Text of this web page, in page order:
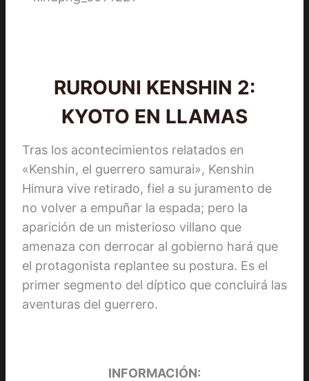
RUROUNI KENSHIN 2:
KYOTO EN LLAMAS
Tras los acontecimientos relatados en
«Kenshin, el guerrero samurai», Kenshin
Himura vive retirado, fiel a su juramento de
no volver a empuñar la espada; pero la
aparición de un misterioso villano que
amenaza con derrocar al gobierno hará que
el protagonista replantee su postura. Es el
primer segmento del díptico que concluirá las
aventuras del guerrero.
INFORMACIÓN: